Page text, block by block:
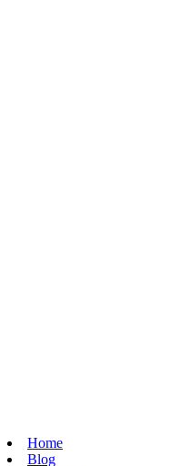
Home
Blog